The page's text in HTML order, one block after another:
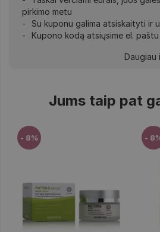
pirkimo metu
Su kuponu galima atsiskaityti ir
Kupono kodą atsiųsime el. paštu
Jums taip pat
- 8% -